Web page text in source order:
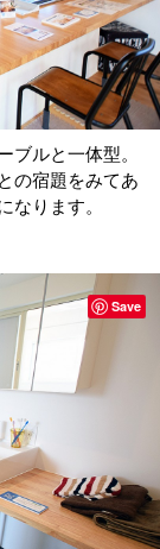
ブルと一体型。
の宿題をみてあ
ります。
Save